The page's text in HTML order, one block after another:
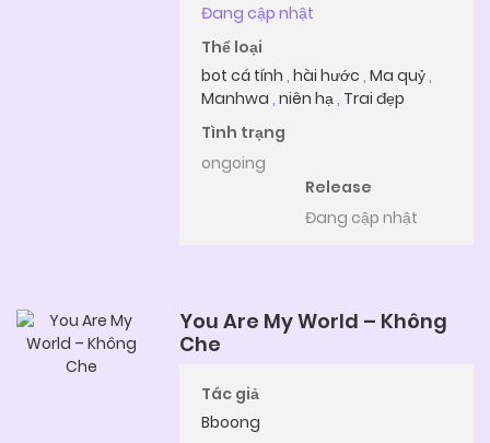
Đang cập nhật
Thể loại
bot cá tính ,hài hước ,Ma quỷ,
Manhwa ,niên hạ, Trai đẹp
Tình trạng
ongoing
Release
Đang cập nhật
You Are My World – Không
Che
Tác giả
Bboong